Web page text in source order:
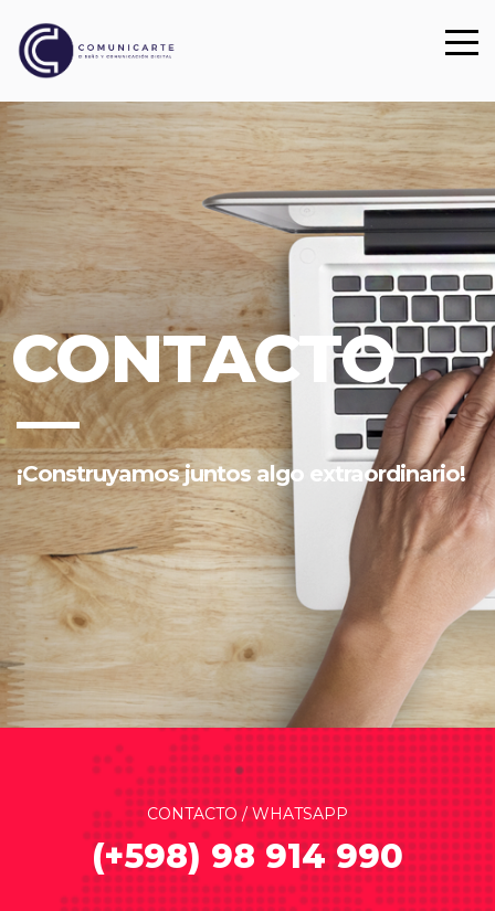
CONTACTO
¡Construyamos juntos algo extraordinario!
CONTACTO / WHATSAPP
(+598) 98 914 990